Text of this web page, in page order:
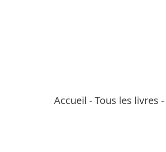
Accueil -Tous les livres -